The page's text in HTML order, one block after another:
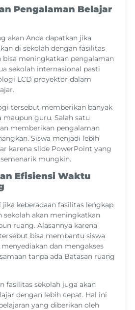
Pengalaman Belajar
akan Anda dapatkan jika
di sekolah dengan fasilitas
bisa meningkatkan pengalaman
sekolah internasional pasti
LCD proyektor dalam
tersebut memberikan banyak
guru. Salah satu
memberikan pengalaman
Siswa menjadi lebih
karena slide PowerPoint yang
mungkin.
Efisiensi Waktu
keberadaan fasilitas lengkap
sekolah akan meningkatkan
ruang. Alasannya karena
bisa membantu siswa
dan mengakses
tanpa ada Batasan ruang
fasilitas sekolah juga akan
dengan lebih cepat. Hal ini
yang diberikan oleh